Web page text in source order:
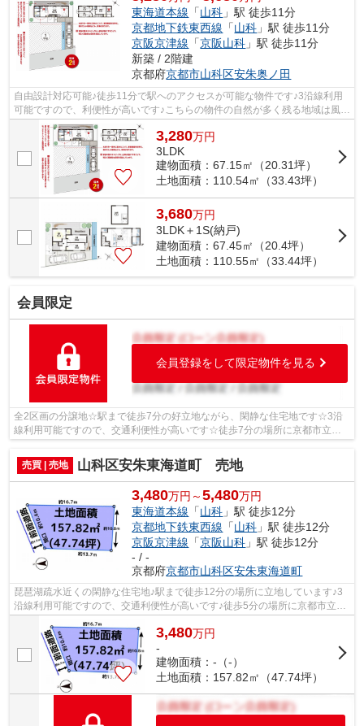
東海道本線 「山科 」駅 徒歩11分
京都地下鉄東西線 「山科 」駅 徒歩11分
京阪京津線 「京阪山科 」駅 徒歩11分
新築 / 2階建
京都府京都市山科区安朱奥ノ田
自由設計対応可能♪徒歩11分で駅へのアクセスが可能な物件です♪3沿線利用
可能ですので、利便性が高いです♪こちらの物件の自然が多く残る地域は風致
地区です♪駐車2台可能なので、友達や...
3,280万円
3LDK
建物面積：67.15㎡（20.31坪）
土地面積：110.54㎡（33.43坪）
3,680万円
3LDK＋1S(納戸)
建物面積：67.45㎡（20.4坪）
土地面積：110.55㎡（33.44坪）
会員限定
会員登録をして限定物件を見る
全2区画の分譲地☆駅まで徒歩7分の好立地ながら、閑静な住宅地です☆3沿
線利用可能ですので、交通利便性が高いです☆徒歩7分の場所に京都市立安
朱小学校があります☆周囲の環境もきっと満...
売買 | 売地
山科区安朱東海道町 売地
3,480万円～5,480万円
東海道本線 「山科 」駅 徒歩12分
京都地下鉄東西線 「山科 」駅 徒歩12分
京阪京津線 「京阪山科 」駅 徒歩12分
- / -
京都府京都市山科区安朱東海道町
琵琶湖疏水近くの閑静な住宅地♪駅まで徒歩12分の場所に立地しています♪3
沿線利用可能ですので、交通利便性が高いです♪徒歩5分の場所に京都市立安
朱小学校があります♪馬場ノ東児童公園...
3,480万円
-
建物面積：-（-）
土地面積：157.82㎡（47.74坪）